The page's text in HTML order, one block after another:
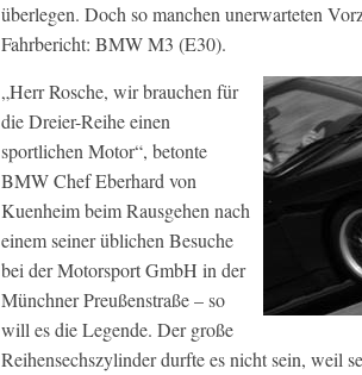
überlegen. Doch so manchen unerwarteten
Fahrbericht: BMW M3 (E30).
„Herr Rosche, wir brauchen für
die Dreier-Reihe einen
sportlichen Motor“, betonte
BMW Chef Eberhard von
Kuenheim beim Rausgehen nach
einem seiner üblichen Besuche
bei der Motorsport GmbH in der
Münchner Preußenstraße – so
will es die Legende. Der große
Reihensechszylinder durfte es nicht sein, weil